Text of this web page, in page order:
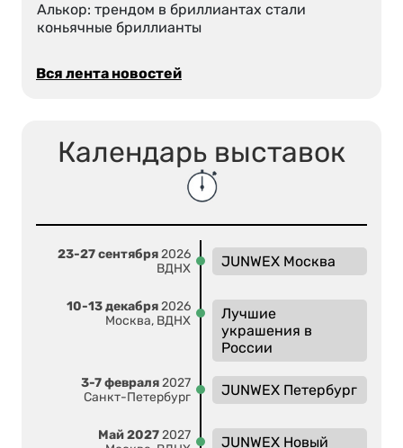
Алькор: трендом в бриллиантах стали
коньячные бриллианты
Вся лента новостей
Календарь выставок
23-27 сентября2026
ВДНХ
JUNWEX Москва
10-13 декабря2026
Москва, ВДНХ
Лучшие
украшения в
России
3-7 февраля2027
Санкт-Петербург
JUNWEX Петербург
Май 20272027
JUNWEX Новый